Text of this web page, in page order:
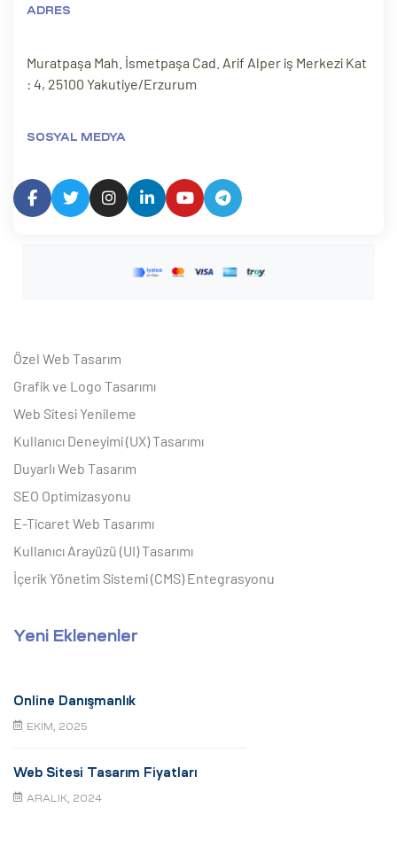
ADRES
Muratpaşa Mah. İsmetpaşa Cad. Arif Alper iş Merkezi Kat
: 4, 25100 Yakutiye/Erzurum
SOSYAL MEDYA
Özel Web Tasarım
Grafik ve Logo Tasarımı
Web Sitesi Yenileme
Kullanıcı Deneyimi (UX) Tasarımı
Duyarlı Web Tasarım
SEO Optimizasyonu
E-Ticaret Web Tasarımı
Kullanıcı Arayüzü (UI) Tasarımı
İçerik Yönetim Sistemi (CMS) Entegrasyonu
Yeni Eklenenler
Online Danışmanlık
EKIM, 2025
Web Sitesi Tasarım Fiyatları
ARALIK, 2024